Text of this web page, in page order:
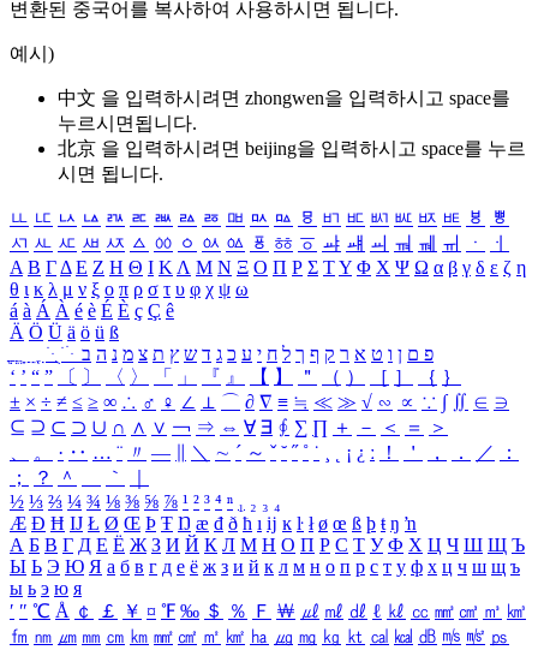
변환된 중국어를 복사하여 사용하시면 됩니다.
예시)
中文 을 입력하시려면 zhongwen을 입력하시고 space를
누르시면됩니다.
北京 을 입력하시려면 beijing을 입력하시고 space를 누르
시면 됩니다.
ㅥ ㅦ ㅧ ㅨ ㅩ ㅪ ㅫ ㅬ ㅭ ㅮ ㅯ ㅰ ㅱ ㅲ ㅳ ㅴ ㅵ ㅶ ㅷ ㅸ
ㅹ
ㅺ ㅻ ㅼ ㅽ ㅾ ㅿ ㆀ ㆁ ㆂ ㆃ ㆄ ㆅ ㆆ ㆇ ㆈ ㆉ ㆊ ㆋ ㆌ ㆍ
ㆎ
Α Β ΓΔ Ε Ζ Η Θ Ι ΚΛ Μ Ν Ξ Ο Π Ρ Σ ΤΥ Φ Χ Ψ Ω α β γ δ ε ζ η
θ ι κ λ μ ν ξ ο π ρ σ τ υ φ χ ψ ω
á à Á À é è É È ç Ç ê
Ä Ö Ü ä ö ü ß
ִֶֹ ֻּ ׁׂ פ ם ן ו ט א ר ק ף ך ל ח י ע כ ג ד ש ץ ת צ מ נ ה ב
‘ ’ “ ” 〔 〕 〈 〉 「 」 『 』 【 】 ＂ （ ） ［ ］ ｛ ｝
± × ÷ ≠ ≤ ≥ ∞ ∴ ♂ ♀ ∠ ⊥ ⌒ ∂ ∇ ≡ ≒ ≪ ≫ √ ∽ ∝ ∵ ∫ ∬ ∈ ∋
⊆ ⊇ ⊂ ⊃ ∪ ∩ ∧ ∨ ￢ ⇒ ⇔ ∀ ∃ ∮ ∑ ∏ ＋ － ＜ ＝
＞
、
。 · ‥ … ¨ 〃 ― ＼ ∼ ´ ～ ˇ ˘ ˝ ˚ ˙ ¸ ¡ ¿ ː ！ ＇ ， ． ／
：
；
？ ＾ ｀
½ ⅓ ⅔ ¼ ¾ ⅛ ⅜ ⅝ ⅞ ¹ ² ³ ⁴ ⁿ ₁ ₂ ₃ ₄
Æ Ð Ħ Ĳ Ł Ø Œ Þ Ŧ Ŋ æ đ ð ħ ı ĳ ĸ ŀ ł ø œ ß þ ŧ ŋ ŉ
А Б В Г Д Е Ё Ж З И Й К Л М Н О П Р С Т У Ф Х Ц Ч Ш Щ Ъ
Ы Ь Э Ю Я а б в г д е ё ж з и й к л м н о п р с т у ф х ц ч ш щ ъ
ы ь э ю я
′ ″ ℃ Å ￠ ￡ ￥ ¤ ℉ ‰ ＄ ％ Ｆ ￦ ㎕ ㎖ ㎗ ℓ ㎘ ㏄ ㎣ ㎤ ㎥ ㎦
㎙ ㎚ ㎛ ㎜ ㎝ ㎞ ㎟ ㎠ ㎡ ㎢ ㏊ ㎍ ㎎ ㎏ ㏏ ㎈ ㎉ ㏈ ㎧ ㎨ ㎰